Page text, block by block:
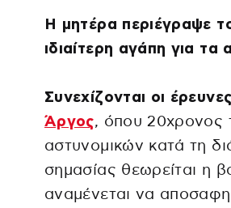
Η μητέρα περιέγραψε
ιδιαίτερη αγάπη για τα
Συνεχίζονται οι
Άργος, όπου 20χρονος
αστυνομικών κατά τη
σημασίας θεωρείται η
αναμένεται να